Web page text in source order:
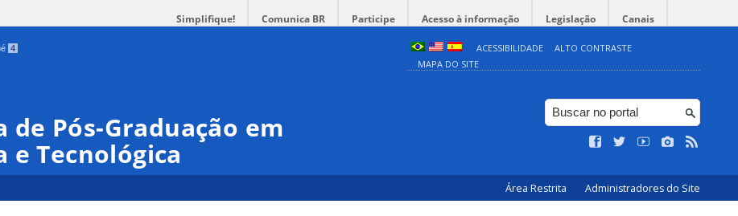
Simplifique! Comunica BR Participe Acesso à informação Legislação Canais
4 ACESSIBILIDADE
ALTO CONTRASTE
MAPA DO SITE
de Pós-Graduação em
e Tecnológica
Área Restrita Administradores do Site